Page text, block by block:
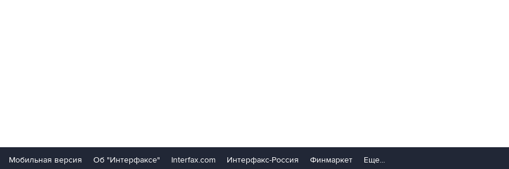
Мобильная версия Об "Интерфаксе" Interfax.com Интерфакс-Россия Финмаркет Еще...